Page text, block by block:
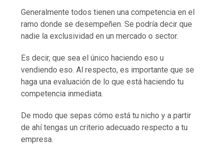
Generalmente todos tienen una competencia en el
ramo donde se desempeñen. Se podría decir que
nadie la exclusividad en un mercado o sector.
Es decir, que sea el único haciendo eso u
vendiendo eso. Al respecto, es importante que se
haga una evaluación de lo que está haciendo tu
competencia inmediata.
De modo que sepas cómo está tu nicho y a partir
de ahí tengas un criterio adecuado respecto a tu
empresa.